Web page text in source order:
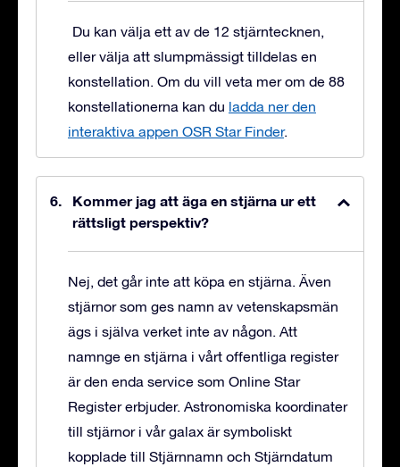
Du kan välja ett av de 12 stjärntecknen,
eller välja att slumpmässigt tilldelas en
konstellation. Om du vill veta mer om de 88
konstellationerna kan du ladda ner den
interaktiva appen OSR Star Finder.
Kommer jag att äga en stjärna ur ett
rättsligt perspektiv?
Nej, det går inte att köpa en stjärna. Även
stjärnor som ges namn av vetenskapsmän
ägs i själva verket inte av någon. Att
namnge en stjärna i vårt offentliga register
är den enda service som Online Star
Register erbjuder. Astronomiska koordinater
till stjärnor i vår galax är symboliskt
kopplade till Stjärnnamn och Stjärndatum